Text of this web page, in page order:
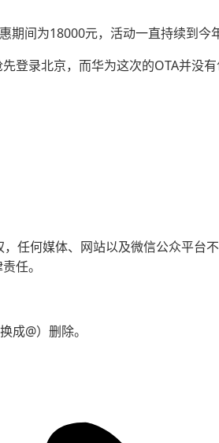
期间为18000元，活动一直持续到今
登录北京，而华为这次的OTA并没
任何媒体、网站以及微信公众平台
任。
@）删除。